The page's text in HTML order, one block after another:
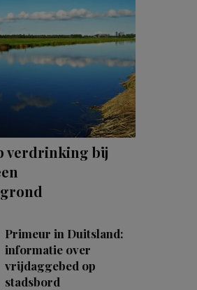
verdrinking bij
Primeur in Duitsland:
informatie over
vrijdaggebed op
stadsbord